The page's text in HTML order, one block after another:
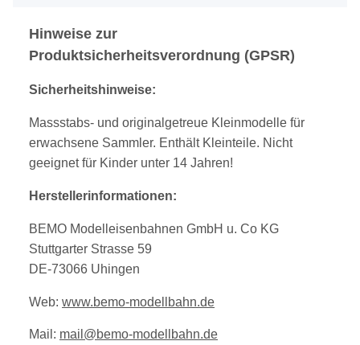
Hinweise zur
Produktsicherheitsverordnung (GPSR)
Sicherheitshinweise:
Massstabs- und originalgetreue Kleinmodelle für
erwachsene Sammler. Enthält Kleinteile. Nicht
geeignet für Kinder unter 14 Jahren!
Herstellerinformationen:
BEMO Modelleisenbahnen GmbH u. Co KG
Stuttgarter Strasse 59
DE-73066 Uhingen
Web: www.bemo-modellbahn.de
Mail: mail@bemo-modellbahn.de